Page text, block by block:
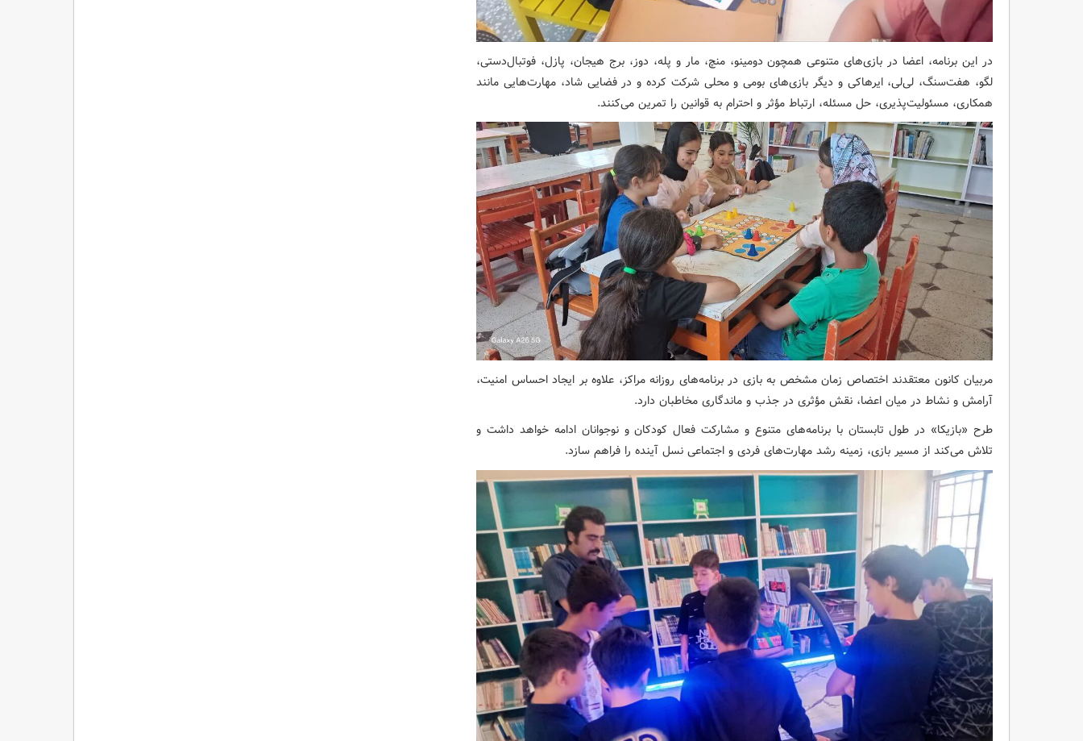
در این برنامه، اعضا در بازی‌های متنوعی همچون دومینو، منچ، مار و پله، دوز، برج هیجان، پازل، فوتبال‌دستی،
لگو، هفت‌سنگ، لی‌لی، ایرهاکی و دیگر بازی‌های بومی و محلی شرکت کرده و در فضایی شاد، مهارت‌هایی مانند
همکاری، مسئولیت‌پذیری، حل مسئله، ارتباط مؤثر و احترام به قوانین را تمرین می‌کنند.
مربیان کانون معتقدند اختصاص زمان مشخص به بازی در برنامه‌های روزانه مراکز، علاوه بر ایجاد احساس امنیت،
آرامش و نشاط در میان اعضا، نقش مؤثری در جذب و ماندگاری مخاطبان دارد.
طرح «بازیکا» در طول تابستان با برنامه‌های متنوع و مشارکت فعال کودکان و نوجوانان ادامه خواهد داشت و
تلاش می‌کند از مسیر بازی، زمینه رشد مهارت‌های فردی و اجتماعی نسل آینده را فراهم سازد.